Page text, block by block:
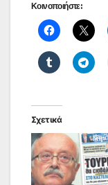
Κοινοποιήστε:
Σχετικά